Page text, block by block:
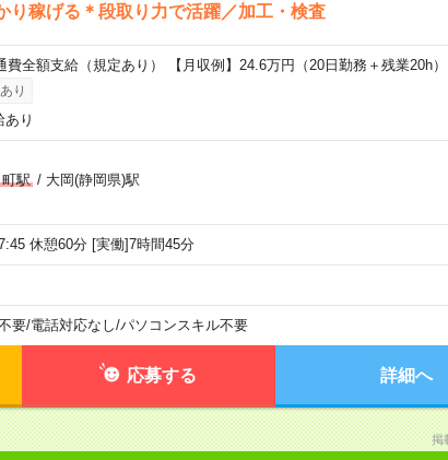
り稼げる＊段取り力で活躍／加工・検査
全額支給（規定あり） 【月収例】24.6万円（20日勤務＋残業20h）
り
あり
駅/ 大岡(静岡県)駅
休憩60分 [実働]7時間45分
要/電話対応なし/パソコンスキル不要
応募する 詳細へ
掲